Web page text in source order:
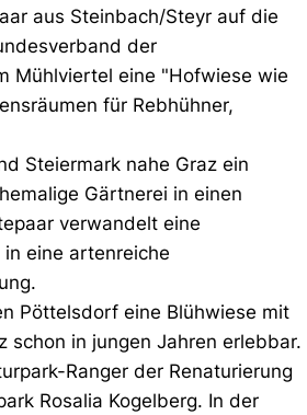
aus Steinbach/Steyr auf die
der
Mühlviertel eine "Hofwiese wie
für Rebhühner,
Steiermark nahe Graz ein
Gärtnerei in einen
verwandelt eine
eine artenreiche
Pöttelsdorf eine Blühwiese mit
schon in jungen Jahren erlebbar.
Ranger der Renaturierung
Rosalia Kogelberg. In der